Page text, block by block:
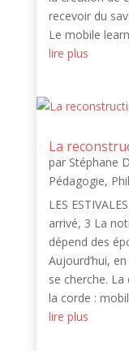
recevoir du
Le mobile
lire plus
La
par Stéphane
Pédagogie,
LES
arrivé, 3 La
dépend des
Aujourd’hui,
se cherche.
la corde :
lire plus